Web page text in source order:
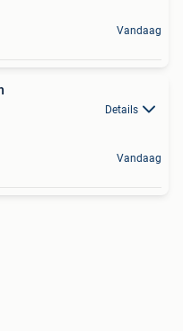
Vandaag
Details
Vandaag